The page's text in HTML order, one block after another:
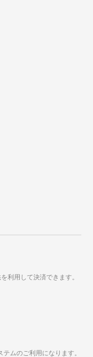
利用して決済できます。
ムのご利用になります。